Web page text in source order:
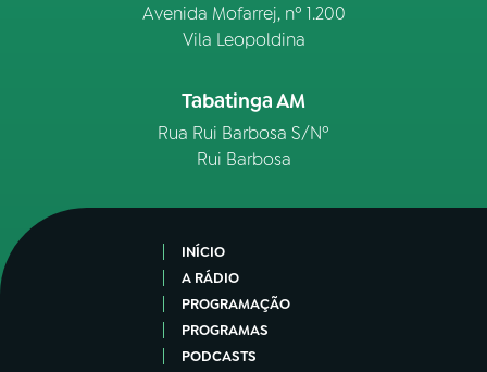
Avenida Mofarrej, nº 1.200
Vila Leopoldina
Tabatinga AM
Rua Rui Barbosa S/Nº
Rui Barbosa
INÍCIO
A RÁDIO
PROGRAMAÇÃO
PROGRAMAS
PODCASTS